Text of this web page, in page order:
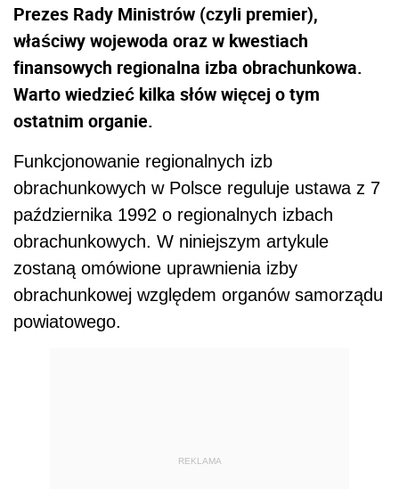
Prezes Rady Ministrów (czyli premier),
właściwy wojewoda oraz w kwestiach
finansowych regionalna izba obrachunkowa.
Warto wiedzieć kilka słów więcej o tym
ostatnim organie.
Funkcjonowanie regionalnych izb
obrachunkowych w Polsce reguluje ustawa z 7
października 1992 o regionalnych izbach
obrachunkowych. W niniejszym artykule
zostaną omówione uprawnienia izby
obrachunkowej względem organów samorządu
powiatowego.
REKLAMA